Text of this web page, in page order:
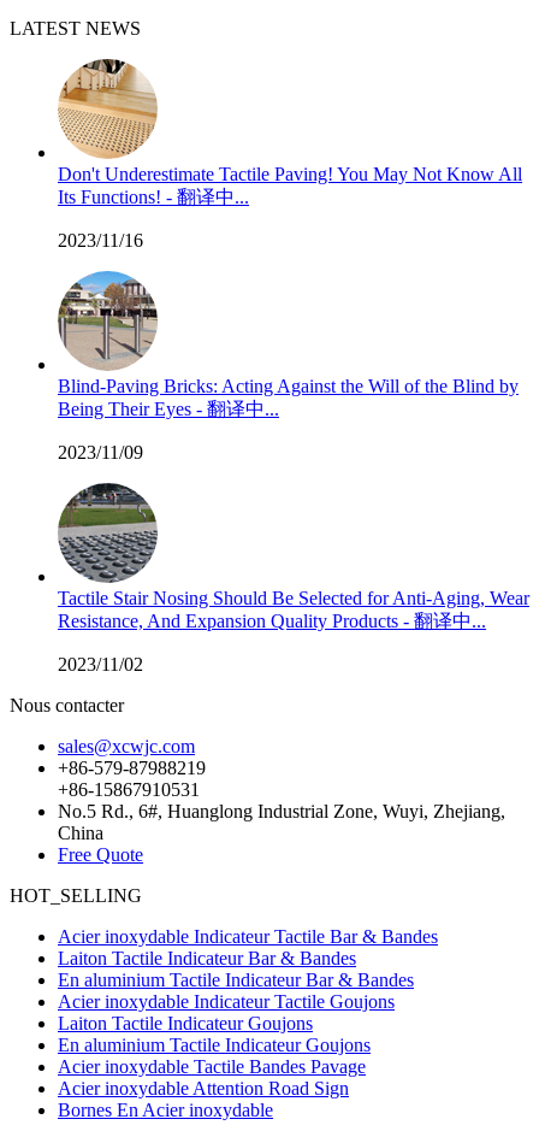
LATEST NEWS
Don't Underestimate Tactile Paving! You May Not Know All
Its Functions! - 翻译中...
2023/11/16
Blind-Paving Bricks: Acting Against the Will of the Blind by
Being Their Eyes - 翻译中...
2023/11/09
Tactile Stair Nosing Should Be Selected for Anti-Aging, Wear
Resistance, And Expansion Quality Products - 翻译中...
2023/11/02
Nous contacter
sales@xcwjc.com
+86-579-87988219
+86-15867910531
No.5 Rd., 6#, Huanglong Industrial Zone, Wuyi, Zhejiang,
China
Free Quote
HOT_SELLING
Acier inoxydable Indicateur Tactile Bar & Bandes
Laiton Tactile Indicateur Bar & Bandes
En aluminium Tactile Indicateur Bar & Bandes
Acier inoxydable Indicateur Tactile Goujons
Laiton Tactile Indicateur Goujons
En aluminium Tactile Indicateur Goujons
Acier inoxydable Tactile Bandes Pavage
Acier inoxydable Attention Road Sign
Bornes En Acier inoxydable